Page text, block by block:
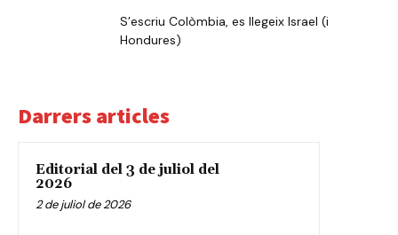
S’escriu Colòmbia, es llegeix Israel (i
Hondures)
Darrers articles
Editorial del 3 de juliol del
2026
2 de juliol de 2026